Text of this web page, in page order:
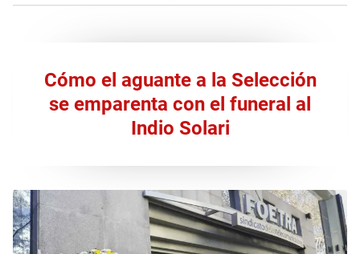
Cómo el aguante a la Selección
se emparenta con el funeral al
Indio Solari